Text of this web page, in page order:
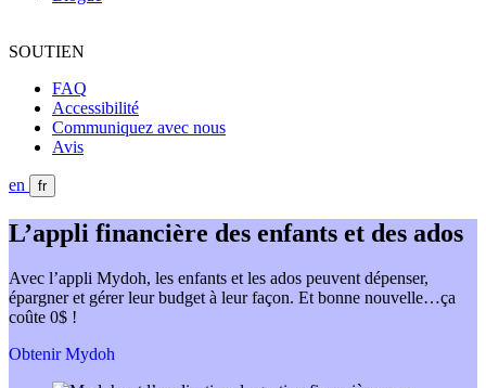
SOUTIEN
FAQ
Accessibilité
Communiquez avec nous
Avis
en fr
L’appli financière des enfants et des ados
Avec l’appli Mydoh, les enfants et les ados peuvent dépenser,
épargner et gérer leur budget à leur façon. Et bonne nouvelle…ça
coûte 0$ !
Obtenir Mydoh